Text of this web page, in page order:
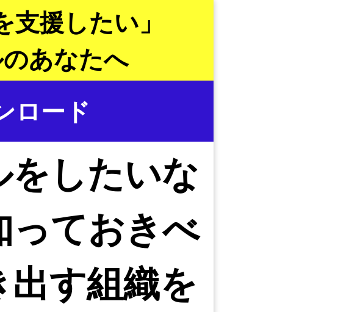
支援したい」
あなたへ
ロード
したいな
っておきべ
す組織を